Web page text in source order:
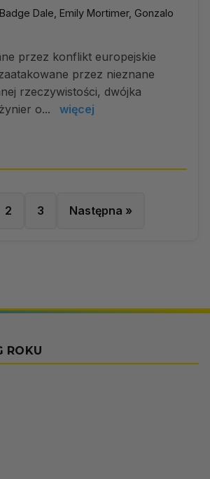
Dale, Emily Mortimer, Gonzalo
przez konflikt europejskie
przez nieznane
rzeczywistości, dwójka
o...
więcej
2 3 Następna »
ROKU